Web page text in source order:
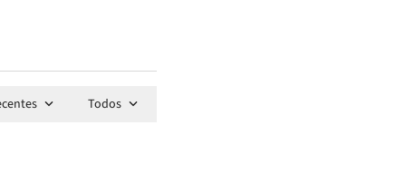
Todos